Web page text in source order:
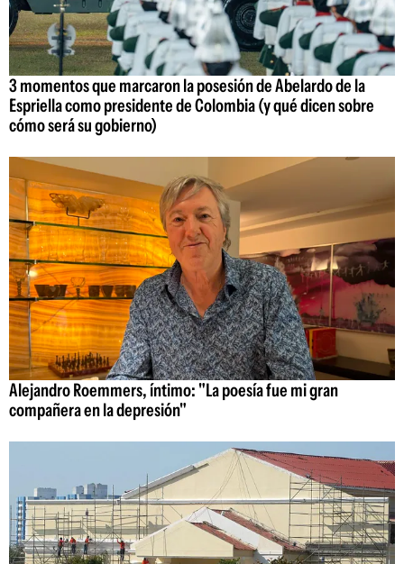
3 momentos que marcaron la posesión de Abelardo de la
Espriella como presidente de Colombia (y qué dicen sobre
cómo será su gobierno)
Alejandro Roemmers, íntimo: "La poesía fue mi gran
compañera en la depresión"